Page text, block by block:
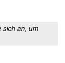
sich an, um